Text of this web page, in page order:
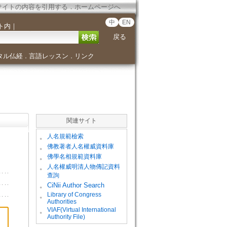
イトの内容を引用する．ホームページへ
内 ｜ 中 EN
戻る
ル仏経． 言語レッスン ． リンク
関連サイト
。 人名規範檢索
。 佛教著者人名權威資料庫
。 佛學名相規範資料庫
。
人名權威明清人物傳記資料
查詢
。
CiNii Author Search
。
Library of Congress
Authorities
。
VIAF(Virtual International
Authority File)